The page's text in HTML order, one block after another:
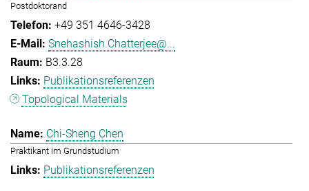
Postdoktorand
+49 351 4646-3428
Snehashish.Chatterjee@...
B3.3.28
Publikationsreferenzen
Topological Materials
Chi-Sheng Chen
Praktikant im Grundstudium
Publikationsreferenzen